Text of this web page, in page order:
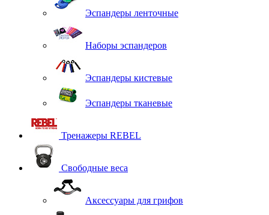
Эспандеры ленточные
Наборы эспандеров
Эспандеры кистевые
Эспандеры тканевые
Тренажеры REBEL
Свободные веса
Аксессуары для грифов